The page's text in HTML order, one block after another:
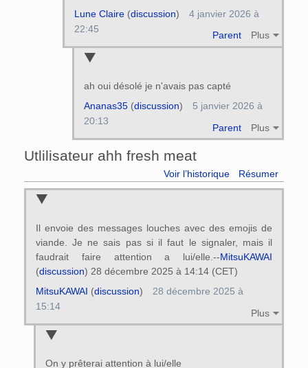
Parent Plus
Lune Claire(discussion)
4 janvier 2026 à
22:45
ah oui désolé je n'avais pas capté
Parent Plus
Ananas35(discussion)
5 janvier 2026 à
20:13
Utlilisateur ahh fresh meat
Voir l’historique Résumer
Il envoie des messages louches avec des emojis de
viande. Je ne sais pas si il faut le signaler, mais il
faudrait faire attention a lui/elle.--MitsuKAWAI
(discussion) 28 décembre 2025 à 14:14 (CET)
Plus
MitsuKAWAI (discussion)
28 décembre 2025 à
15:14
On y prêterai attention à lui/elle